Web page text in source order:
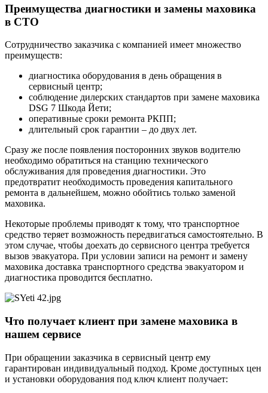
Преимущества диагностики и замены маховика
в СТО
Сотрудничество заказчика с компанией имеет множество
преимуществ:
диагностика оборудования в день обращения в
сервисный центр;
соблюдение дилерских стандартов при замене маховика
DSG 7 Шкода Йети;
оперативные сроки ремонта РКПП;
длительный срок гарантии – до двух лет.
Сразу же после появления посторонних звуков водителю
необходимо обратиться на станцию технического
обслуживания для проведения диагностики. Это
предотвратит необходимость проведения капитального
ремонта в дальнейшем, можно обойтись только заменой
маховика.
Некоторые проблемы приводят к тому, что транспортное
средство теряет возможность передвигаться самостоятельно. В
этом случае, чтобы доехать до сервисного центра требуется
вызов эвакуатора. При условии записи на ремонт и замену
маховика доставка транспортного средства эвакуатором и
диагностика проводится бесплатно.
Что получает клиент при замене маховика в
нашем сервисе
При обращении заказчика в сервисный центр ему
гарантирован индивидуальный подход. Кроме доступных цен
и установки оборудования под ключ клиент получает: